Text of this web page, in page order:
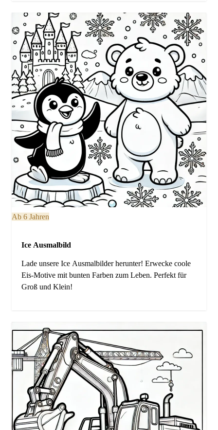
Ab 6 Jahren
Ice Ausmalbild
Lade unsere Ice Ausmalbilder herunter! Erwecke coole
Eis-Motive mit bunten Farben zum Leben. Perfekt für
Groß und Klein!